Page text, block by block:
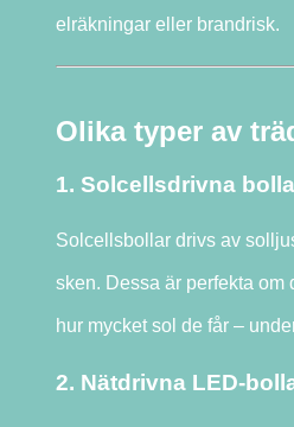
elräkningar eller brandrisk.
Olika typer av
1. Solcellsdrivna
Solcellsbollar drivs av
sken. Dessa är perfekta
hur mycket sol de får –
2. Nätdrivna LED-